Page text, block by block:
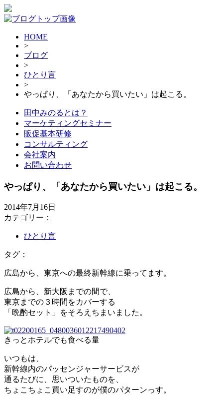
HOME
>
ブログ
>
ひとり言
>
やっぱり、「あなたから買いたい」は起こる。
田中みのるとは？
マーケティングセミナー
販促基本研修
コンサルティング
会社案内
お問い合わせ
やっぱり、「あなたから買いたい」は起こる。
2014年7月16日
カテゴリー：
ひとり言
タグ：
広島から、東京への最終新幹線に乗ってます。
広島から、新大阪までの間で、
東京までの３時間をカバーする
「晩酌セット」をそろえちまいました。
きっとホテルでも食べる量
いつもは、
新幹線内のパッセンジャーサービスが
通るたびに、思いついたものを、
ちょこちょこ買い足すのが僕のパターンっす。